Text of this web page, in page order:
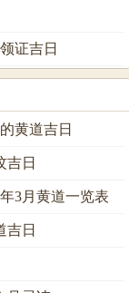
尤为吉利，寓意
门朝东，属猪
生金时再行入
火通明，利于学
年辛卯月癸未
卸，上梁、入
木库，能暗耗火
搬家，重点在
大动干戈地敲打
证吉日
黄道吉日
吉日
3月黄道一览表
吉日